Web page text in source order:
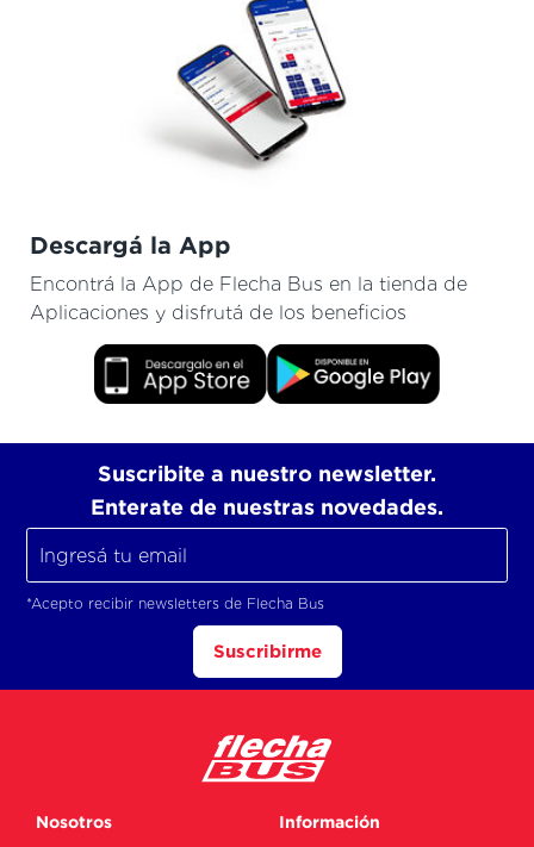
Descargá la App
Encontrá la App de Flecha Bus en la tienda de
Aplicaciones y disfrutá de los beneficios
Suscribite a nuestro newsletter.
Enterate de nuestras novedades.
*Acepto recibir newsletters de Flecha Bus
Suscribirme
Nosotros Información